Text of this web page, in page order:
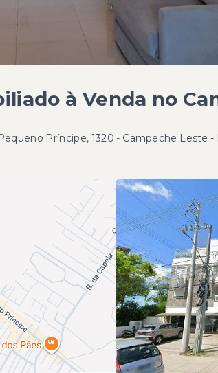
à Venda no
Príncipe, 1320 - Campeche Leste -